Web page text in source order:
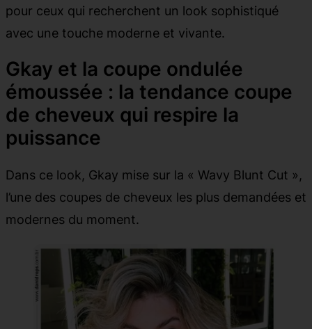
pour ceux qui recherchent un look sophistiqué
avec une touche moderne et vivante.
Gkay et la coupe ondulée
émoussée : la tendance coupe
de cheveux qui respire la
puissance
Dans ce look, Gkay mise sur la « Wavy Blunt Cut »,
l’une des coupes de cheveux les plus demandées et
modernes du moment.